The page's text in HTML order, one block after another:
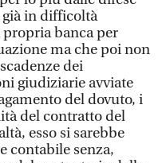
già in difficoltà
banca per
ma che poi non
dei
giudiziarie avviate
del dovuto, i
del contratto del
esso si sarebbe
contabile senza,